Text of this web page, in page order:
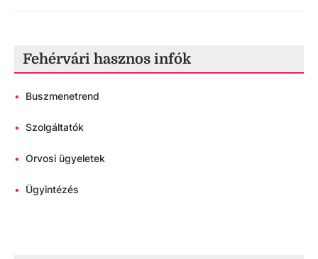
Fehérvári hasznos infók
• Buszmenetrend
• Szolgáltatók
• Orvosi ügyeletek
• Ügyintézés